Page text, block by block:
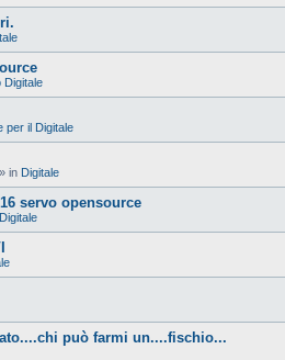
Digitale
per il Digitale
» in Digitale
servo opensource
può farmi un....fischio...